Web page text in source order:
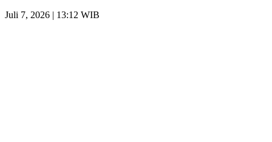
Juli 7, 2026 | 13:12 WIB